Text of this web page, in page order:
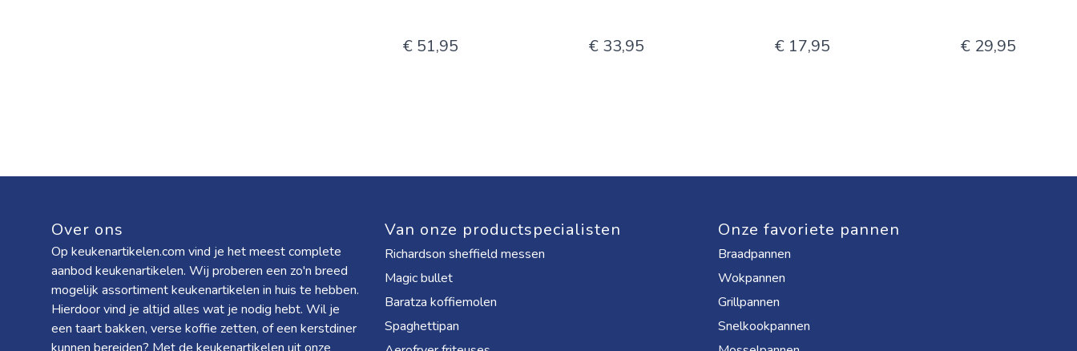
€ 51,95 € 33,95 € 17,95 € 29,95
Over ons
Op keukenartikelen.com vind je het meest complete
aanbod keukenartikelen. Wij proberen een zo'n breed
mogelijk assortiment keukenartikelen in huis te hebben.
Hierdoor vind je altijd alles wat je nodig hebt. Wil je
een taart bakken, verse koffie zetten, of een kerstdiner
Van onze productspecialisten
Richardson sheffield messen
Magic bullet
Baratza koffiemolen
Spaghettipan
Onze favoriete pannen
Braadpannen
Wokpannen
Grillpannen
Snelkookpannen